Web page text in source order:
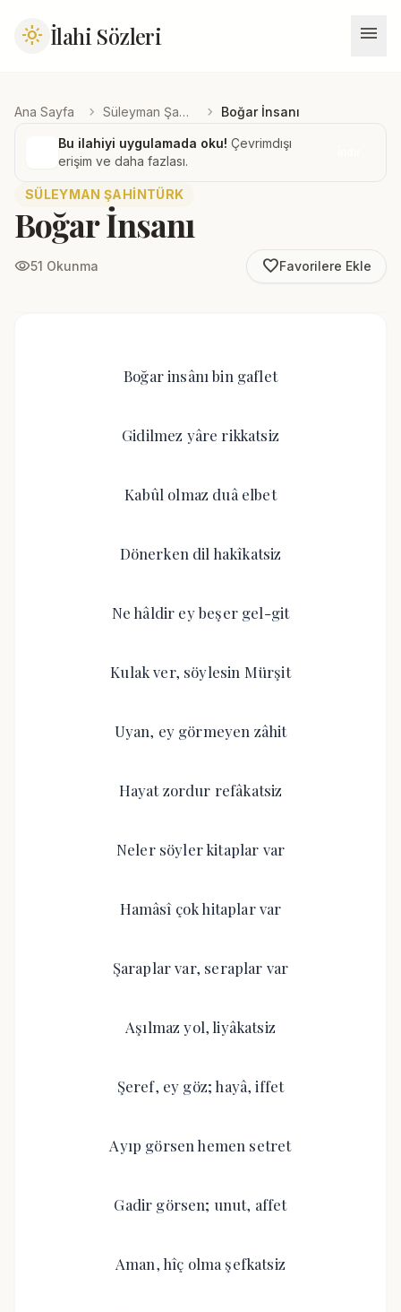
light_mode İlahi Sözleri menu
Ana Sayfa chevron_right Süleyman Şahintürk chevron_right Boğar İnsanı
Bu ilahiyi uygulamada oku! Çevrimdışı
erişim ve daha fazlası.
SÜLEYMAN ŞAHINTÜRK
Boğar İnsanı
visibility51 Okunma favorite_borderFavorilere Ekle
Boğar insânı bin gaflet
Gidilmez yâre rikkatsiz
Kabûl olmaz duâ elbet
Dönerken dil hakîkatsiz
Ne hâldir ey beşer gel-git
Kulak ver, söylesin Mürşit
Uyan, ey görmeyen zâhit
Hayat zordur refâkatsiz
Neler söyler kitaplar var
Hamâsî çok hitaplar var
Şaraplar var, seraplar var
Aşılmaz yol, liyâkatsiz
Şeref, ey göz; hayâ, iffet
Ayıp görsen hemen setret
Gadir görsen; unut, affet
Aman, hîç olma şefkatsiz